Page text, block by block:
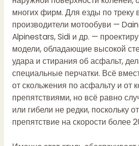
многих фирм. Для езды по треку
производители мотообуви —
Alpinestars, Sidi и др. —
модели, обладающие высокой
удара и стирания об асфальт,
специальные перчатки. Всё
от скольжения по асфальту и от
препятствиями, но всё равно
или гибели не редки, поскольку
препятствие на скорости более